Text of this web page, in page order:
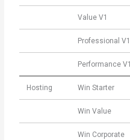
Value V1
Professional V1
Performance V1
Hosting Win Starter
Win Value
Win Corporate